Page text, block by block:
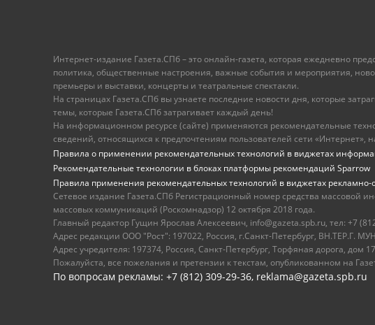
Интернет-издание Газета.СПб – это онлайн-газета, которая ежедневно
политика, общественные настроения, важные события и мероприятия,
премьеры и выставки, концерты и театральные спектакли.
На страницах Газета.СПб вы узнаете последние новости дня, которые
темы, которые Газета.СПб затрагивает каждый день!
На информационном ресурсе (сайте) применяются рекомендательные
сведений, относящихся к предпочтениям пользователей сети
Правила о применении рекомендательных технологий в виджетах
Рекомендательные технологии в блоках платформы рекомендаций Sparrow
Правила применения рекомендательных технологий в виджетах
Сетевое издание Газета.СПб Регистрационный номер средства
массовых коммуникаций (Роскомнадзор) 12 октября 2018 года.
Главный редактор Гущин Ярослав Алексеевич, info@gazeta.spb.ru, тел: +7
Адрес редакции ООО "Рост": 197022, Россия, г.Санкт-Петербург,
Адрес учредителя: 197374, Россия, Санкт-Петербург, Торфяная дорога, дом
Пожалуйста, все пожелания и претензии к текстам, опубликованном на
По вопросам рекламы: +7 (812) 309-29-36, reklama@gazeta.spb.ru